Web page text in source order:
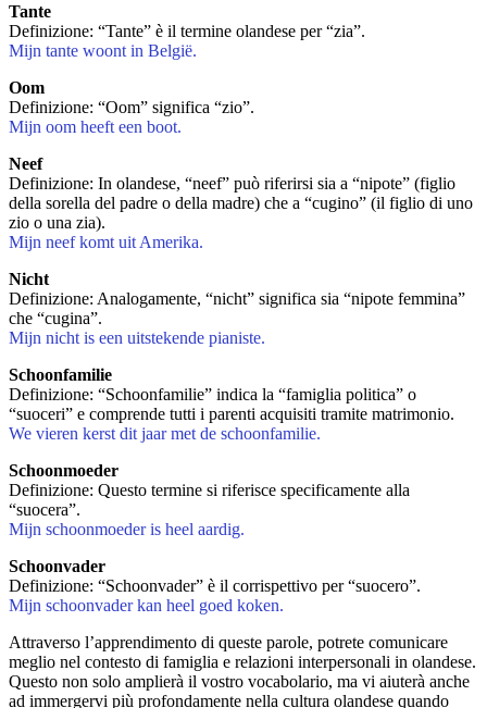
Tante
Definizione: “Tante” è il termine olandese per “zia”.
Mijn tante woont in België.
Oom
Definizione: “Oom” significa “zio”.
Mijn oom heeft een boot.
Neef
Definizione: In olandese, “neef” può riferirsi sia a “nipote” (figlio
della sorella del padre o della madre) che a “cugino” (il figlio di uno
zio o una zia).
Mijn neef komt uit Amerika.
Nicht
Definizione: Analogamente, “nicht” significa sia “nipote femmina”
che “cugina”.
Mijn nicht is een uitstekende pianiste.
Schoonfamilie
Definizione: “Schoonfamilie” indica la “famiglia politica” o
“suoceri” e comprende tutti i parenti acquisiti tramite matrimonio.
We vieren kerst dit jaar met de schoonfamilie.
Schoonmoeder
Definizione: Questo termine si riferisce specificamente alla
“suocera”.
Mijn schoonmoeder is heel aardig.
Schoonvader
Definizione: “Schoonvader” è il corrispettivo per “suocero”.
Mijn schoonvader kan heel goed koken.
Attraverso l’apprendimento di queste parole, potrete comunicare
meglio nel contesto di famiglia e relazioni interpersonali in olandese.
Questo non solo amplierà il vostro vocabolario, ma vi aiuterà anche
ad immergervi più profondamente nella cultura olandese quando